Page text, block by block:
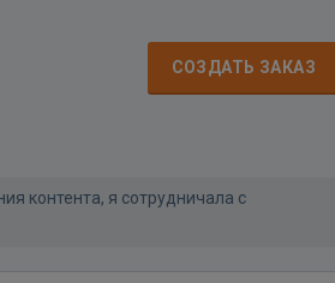
СОЗДАТЬ ЗАКАЗ
контента, я сотрудничала с